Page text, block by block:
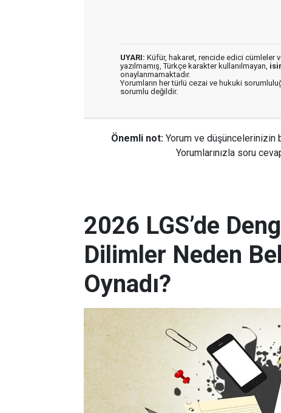
UYARI: Küfür, hakaret, rencide edici cümleler
yazılmamış, Türkçe karakter kullanılmayan,
onaylanmamaktadır.
Yorumların her türlü cezai ve hukuki
sorumlu değildir.
Önemli not: Yorum ve
Yorumlarınızla soru
2026 LGS’de
Dilimler Neden
Oynadı?